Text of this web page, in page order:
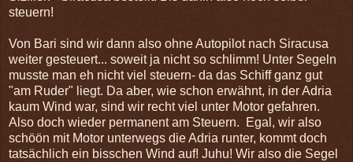
steuern!
Von Bari sind wir dann also ohne Autopilot nach Siracusa
weiter gesteuert... soweit ja nicht so schlimm! Unter Segeln
musste man eh nicht viel steuern- da das Schiff ganz gut
"am Ruder" liegt. Da aber, wie schon erwähnt, in der Adria
kaum Wind war, sind wir recht viel unter Motor gefahren.
Also doch wieder permanent am Steuern. Egal, wir also
schöön mit Motor unterwegs die Adria runter, kommt doch
tatsächlich ein bisschen Wind auf! Juhu! Wir also die Segel